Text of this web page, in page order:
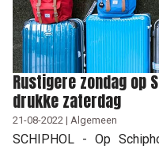
Rustigere zondag op
drukke zaterdag
21-08-2022 | Algemeen
SCHIPHOL - Op